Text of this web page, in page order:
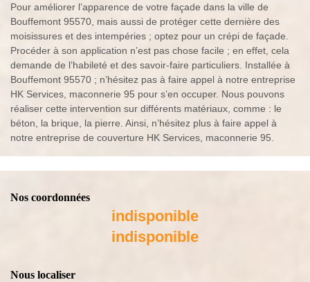
Pour améliorer l’apparence de votre façade dans la ville de
Bouffemont 95570, mais aussi de protéger cette dernière des
moisissures et des intempéries ; optez pour un crépi de façade.
Procéder à son application n’est pas chose facile ; en effet, cela
demande de l’habileté et des savoir-faire particuliers. Installée à
Bouffemont 95570 ; n’hésitez pas à faire appel à notre entreprise
HK Services, maconnerie 95 pour s’en occuper. Nous pouvons
réaliser cette intervention sur différents matériaux, comme : le
béton, la brique, la pierre. Ainsi, n’hésitez plus à faire appel à
notre entreprise de couverture HK Services, maconnerie 95.
Nos coordonnées
indisponible
indisponible
Nous localiser